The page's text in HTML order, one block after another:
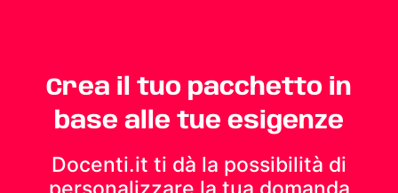
Crea il tuo pacchetto in
base alle tue esigenze
Docenti.it ti dà la possibilità di